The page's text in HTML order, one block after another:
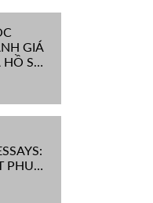
GIÁ
SƠ
PHỤC